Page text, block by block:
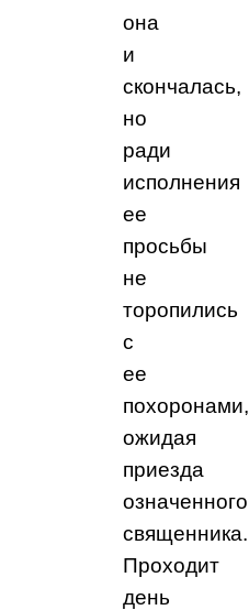
она
и
скончалась,
но
ради
исполнения
ее
просьбы
не
торопились
с
ее
похоронами,
ожидая
приезда
означенного
священника.
Проходит
день